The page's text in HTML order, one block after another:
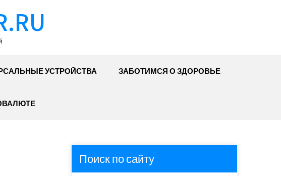
УСТРОЙСТВА ЗАБОТИМСЯ О ЗДОРОВЬЕ
Поиск по сайту